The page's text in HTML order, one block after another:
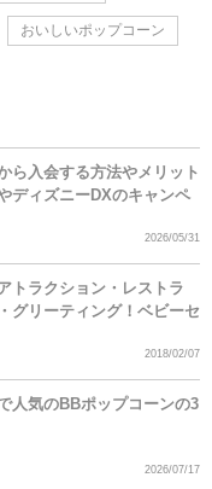
おいしいポップコーン
ら入会する方法やメリット
ディズニーDXのキャンペ
2026/05/31
トラクション・レストラ
グリーティング！ベビーセ
2018/02/07
人気のBBポップコーンの3
2026/07/17